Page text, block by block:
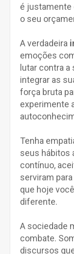
é justamente
o seu
A verdadeira
emoções
lutar contra
integrar as
força bruta
experimente
Tenha
seus hábitos
contínuo,
serviram
que hoje
diferente.
A sociedade
combate.
discursos